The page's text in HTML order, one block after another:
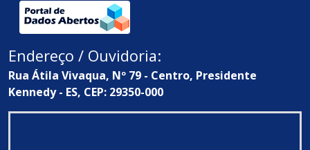
Endereço / Ouvidoria:
Rua Átila Vivaqua, Nº 79 - Centro, Presidente
Kennedy - ES, CEP: 29350-000